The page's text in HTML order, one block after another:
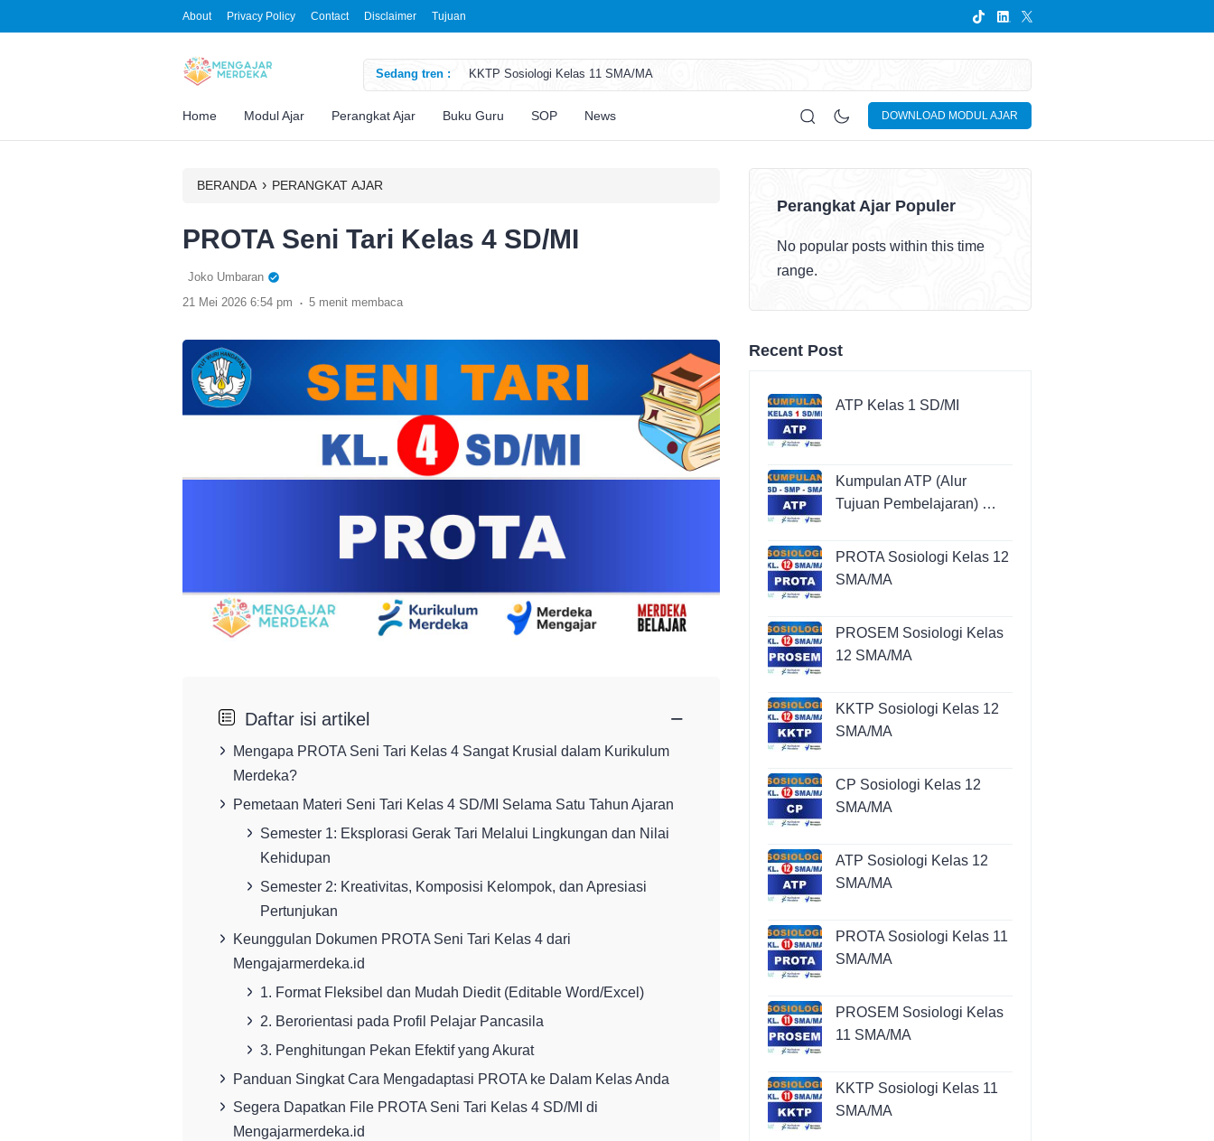
About Privacy Policy Contact Disclaimer Tujuan
Sedang tren :
KKTP Sosiologi Kelas 11 SMA/MA
ATP Seni Rupa Kelas 11 SMA/MA
ATP Sosiologi Kelas 11 SMA/MA
DOWNLOAD MODUL AJAR
Home Modul Ajar Perangkat Ajar Buku Guru SOP News
BERANDA › PERANGKAT AJAR
PROTA Seni Tari Kelas 4 SD/MI
Joko Umbaran
21 Mei 2026 6:54 pm . 5 menit membaca
Daftar isi artikel −
Mengapa PROTA Seni Tari Kelas 4 Sangat Krusial dalam Kurikulum
Merdeka?
Pemetaan Materi Seni Tari Kelas 4 SD/MI Selama Satu Tahun Ajaran
Semester 1: Eksplorasi Gerak Tari Melalui Lingkungan dan Nilai
Kehidupan
Semester 2: Kreativitas, Komposisi Kelompok, dan Apresiasi
Pertunjukan
Keunggulan Dokumen PROTA Seni Tari Kelas 4 dari
Mengajarmerdeka.id
1. Format Fleksibel dan Mudah Diedit (Editable Word/Excel)
2. Berorientasi pada Profil Pelajar Pancasila
3. Penghitungan Pekan Efektif yang Akurat
Panduan Singkat Cara Mengadaptasi PROTA ke Dalam Kelas Anda
Segera Dapatkan File PROTA Seni Tari Kelas 4 SD/MI di
Mengajarmerdeka.id
Perangkat Ajar Populer
No popular posts within this time
range.
Recent Post
ATP Kelas 1 SD/MI
Kumpulan ATP (Alur
Tujuan Pembelajaran) …
PROTA Sosiologi Kelas 12
SMA/MA
PROSEM Sosiologi Kelas
12 SMA/MA
KKTP Sosiologi Kelas 12
SMA/MA
CP Sosiologi Kelas 12
SMA/MA
ATP Sosiologi Kelas 12
SMA/MA
PROTA Sosiologi Kelas 11
SMA/MA
PROSEM Sosiologi Kelas
11 SMA/MA
KKTP Sosiologi Kelas 11
SMA/MA